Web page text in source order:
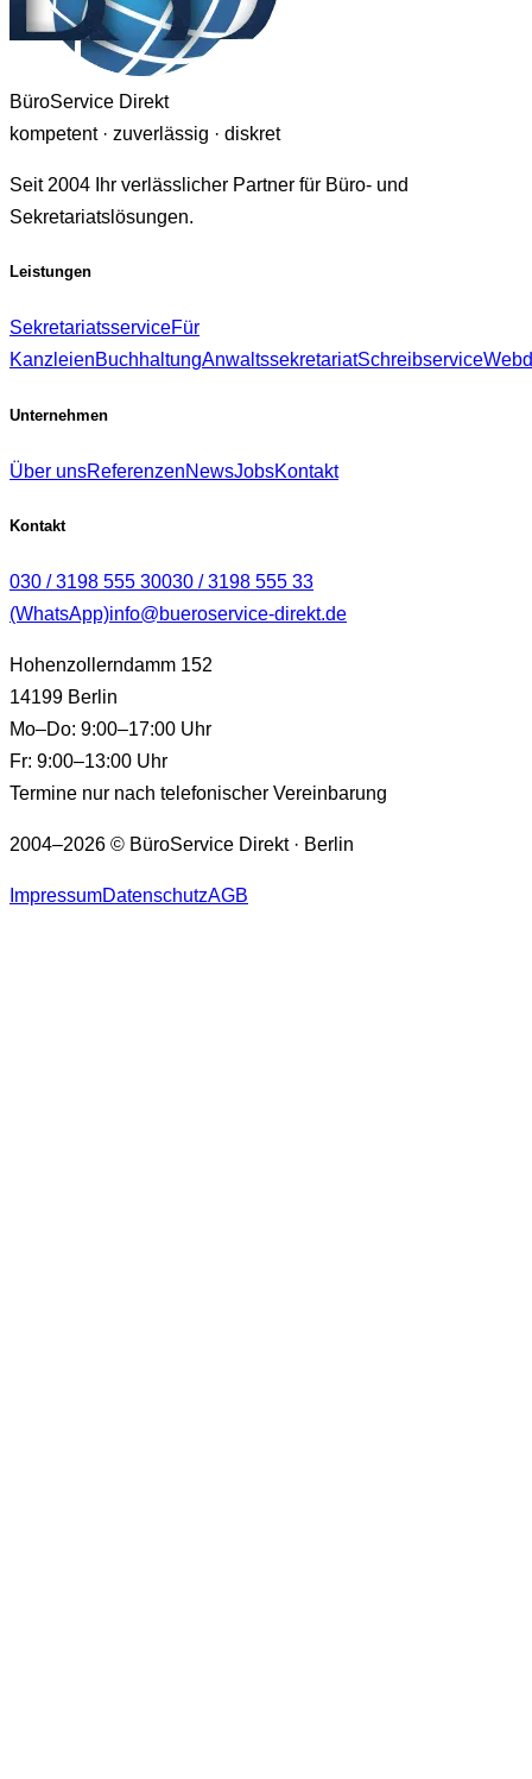
BüroService Direkt
kompetent · zuverlässig · diskret
Seit 2004 Ihr verlässlicher Partner für Büro- und
Sekretariatslösungen.
Leistungen
SekretariatsserviceFür
KanzleienBuchhaltungAnwaltssekretariatSchreibservice
Unternehmen
Über unsReferenzenNewsJobsKontakt
Kontakt
030 / 3198 555 30030 / 3198 555 33
(WhatsApp)info@bueroservice-direkt.de
Hohenzollerndamm 152
14199 Berlin
Mo–Do: 9:00–17:00 Uhr
Fr: 9:00–13:00 Uhr
Termine nur nach telefonischer Vereinbarung
2004–2026 © BüroService Direkt · Berlin
ImpressumDatenschutzAGB